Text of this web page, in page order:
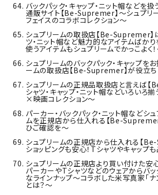
バックパック・キャップ・ニット帽などを
通販サイト【Be-Supremer】～シュプリ
フェイスのコラボコレクション～
シュプリームの取扱店【Be-Supremer】
ツ・ニット帽など魅力的なアイテムばか
使うアイテムもシュプリームでかっこよく
シュプリームのバックパック・キャップを
ームの取扱店【Be-Supremer】が役立ち
シュプリームの正規品取扱店と言えば
シャツ・キャップ・ニット帽などいろいろ
×映画コレクション～
パーカー・バックパック・ニット帽などシ
ムを正規店から仕入れる【Be-
ひご確認を～
シュプリームの正規店から仕入れる【
ショッピングも安心！Tシャツやキャップ
シュプリームの正規店より買い付けた安
パーカーやTシャツなどのウェアからバ
なラインナップ～コラボした米写真家「ナ
とは？～